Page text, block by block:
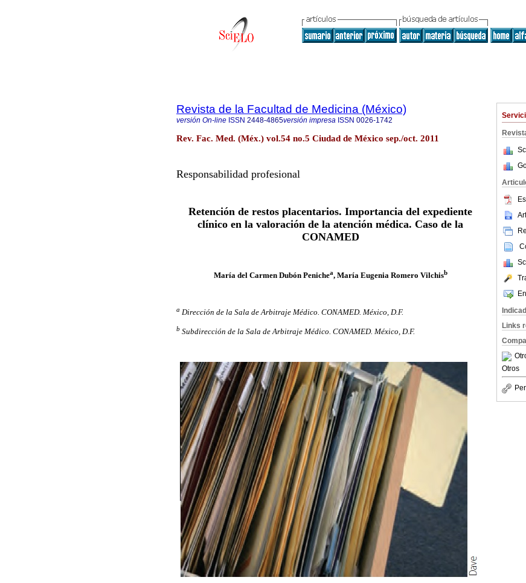
Links
Otros
Revista de la Facultad de Medicina (México)
versión On-line ISSN 2448-4865versión impresa ISSN 0026-1742
Rev. Fac. Med. (Méx.) vol.54 no.5 Ciudad de México sep./oct. 2011
Responsabilidad profesional
Retención de restos placentarios. Importancia del expediente
clínico en la valoración de la atención médica. Caso de la
CONAMED
María del Carmen Dubón Penichea, María Eugenia Romero Vilchisb
a Dirección de la Sala de Arbitraje Médico. CONAMED. México, D.F.
b Subdirección de la Sala de Arbitraje Médico. CONAMED. México, D.F.